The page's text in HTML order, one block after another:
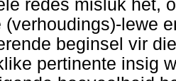
redes misluk het,
(verhoudings)-lewe
beginsel vir
pertinente insig